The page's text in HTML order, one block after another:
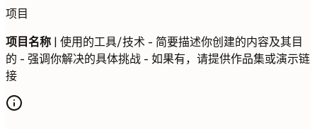
项目
项目名称 | 使用的工具/技术 - 简要描述你创建的内容及其目
的 - 强调你解决的具体挑战 - 如果有，请提供作品集或演示链
接